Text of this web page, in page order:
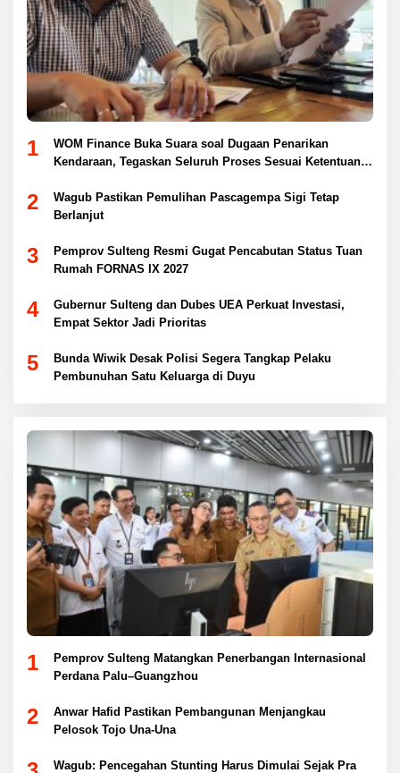
1
WOM Finance Buka Suara soal Dugaan Penarikan
Kendaraan, Tegaskan Seluruh Proses Sesuai Ketentuan
2
Wagub Pastikan Pemulihan Pascagempa Sigi Tetap
Berlanjut
3
Pemprov Sulteng Resmi Gugat Pencabutan Status Tuan
Rumah FORNAS IX 2027
4
Gubernur Sulteng dan Dubes UEA Perkuat Investasi,
Empat Sektor Jadi Prioritas
5
Bunda Wiwik Desak Polisi Segera Tangkap Pelaku
Pembunuhan Satu Keluarga di Duyu
1
Pemprov Sulteng Matangkan Penerbangan Internasional
Perdana Palu–Guangzhou
2
Anwar Hafid Pastikan Pembangunan Menjangkau
Pelosok Tojo Una-Una
Wagub: Pencegahan Stunting Harus Dimulai Sejak Pra